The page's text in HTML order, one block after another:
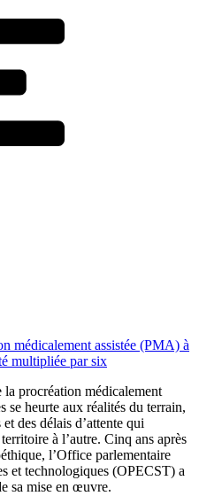
médicalement assistée (PMA) à
multipliée par six
la procréation médicalement
se heurte aux réalités du terrain,
des délais d’attente qui
à l’autre. Cinq ans après
l’Office parlementaire
et technologiques (OPECST) a
sa mise en œuvre.